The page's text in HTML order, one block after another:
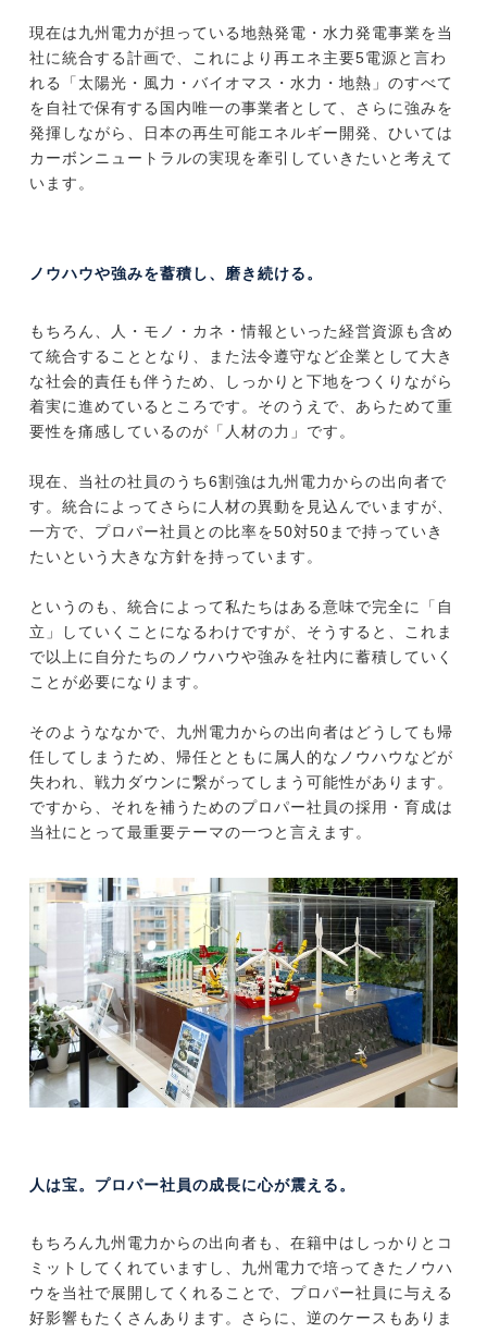
現在は九州電力が担っている地熱発電・水力発電事業を当
社に統合する計画で、これにより再エネ主要5電源と言わ
れる「太陽光・風力・バイオマス・水力・地熱」のすべて
を自社で保有する国内唯一の事業者として、さらに強みを
発揮しながら、日本の再生可能エネルギー開発、ひいては
カーボンニュートラルの実現を牽引していきたいと考えて
います。
ノウハウや強みを蓄積し、磨き続ける。
もちろん、人・モノ・カネ・情報といった経営資源も含め
て統合することとなり、また法令遵守など企業として大き
な社会的責任も伴うため、しっかりと下地をつくりながら
着実に進めているところです。そのうえで、あらためて重
要性を痛感しているのが「人材の力」です。
現在、当社の社員のうち6割強は九州電力からの出向者で
す。統合によってさらに人材の異動を見込んでいますが、
一方で、プロパー社員との比率を50対50まで持っていき
たいという大きな方針を持っています。
というのも、統合によって私たちはある意味で完全に「自
立」していくことになるわけですが、そうすると、これま
で以上に自分たちのノウハウや強みを社内に蓄積していく
ことが必要になります。
そのようななかで、九州電力からの出向者はどうしても帰
任してしまうため、帰任とともに属人的なノウハウなどが
失われ、戦力ダウンに繋がってしまう可能性があります。
ですから、それを補うためのプロパー社員の採用・育成は
当社にとって最重要テーマの一つと言えます。
人は宝。プロパー社員の成長に心が震える。
もちろん九州電力からの出向者も、在籍中はしっかりとコ
ミットしてくれていますし、九州電力で培ってきたノウハ
ウを当社で展開してくれることで、プロパー社員に与える
好影響もたくさんあります。さらに、逆のケースもありま